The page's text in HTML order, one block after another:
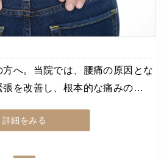
へ。当院では、腰痛の原因とな
張を改善し、根本的な痛みの…
詳細をみる